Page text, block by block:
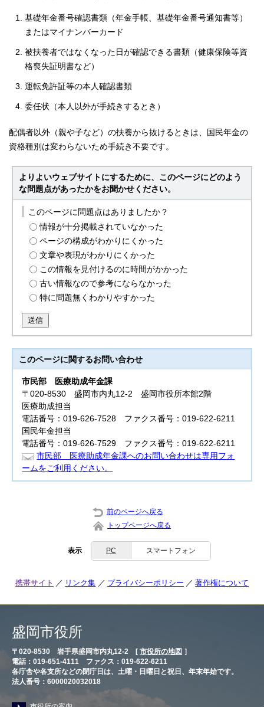
基礎年金番号確認書類（年金手帳、基礎年金番号通知書等）
またはマイナンバーカード
被扶養者ではなくなった日が確認できる書類（健康保険等資
格喪失証明書など）
運転免許証等の本人確認書類
委任状（本人以外が手続きするとき）
配偶者以外（親や子など）の扶養から抜けるときは、国民年金の
資格種別は変わらないため手続き不要です。
よりよいウェブサイトにするために、このページにどのよう
な問題点があったかをお聞かせください。
このページに問題点はありましたか？
情報が十分掲載されていなかった
ページの構成がわかりにくかった
文章や表現がわかりにくかった
この情報を見付けるのに時間がかかった
古い情報なので参考にならなかった
特に問題無くわかりやすかった
送信
このページに関するお問い合わせ
市民部
医療助成年金課
〒020-8530 盛岡市内丸12-2 盛岡市役所本館2階
医療助成担当
電話番号：019-626-7528 ファクス番号：019-622-6211
国民年金担当
電話番号：019-626-7529 ファクス番号：019-622-6211
市民部 医療助成年金課へのお問い合わせは専用フォ
ームをご利用ください。
前のページへ戻る
トップページへ戻る
表示 PC スマートフォン
携帯サイト リンク集 プライバシーポリシー 著作権について
盛岡市役所
〒020-8530 岩手県盛岡市内丸12-2 [ 市役所の地図 ］
電話：019-651-4111 ファクス：019-622-6211
各庁舎や各支所などの閉庁日は、土曜・日曜日と祝日、年末年始です。
法人番号：6000020032018